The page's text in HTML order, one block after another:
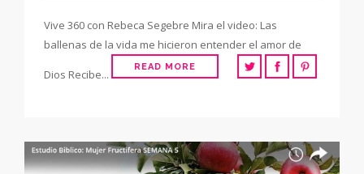
Vive 360 con Rebeca Segebre Mira el video: Las
ballenas de la vida me hicieron entender el amor de
Dios Recibe...
READ MORE